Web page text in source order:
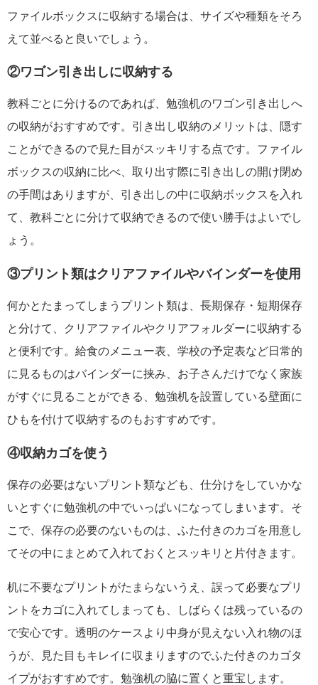
ファイルボックスに収納する場合は、サイズや種類をそろ
えて並べると良いでしょう。
②ワゴン引き出しに収納する
教科ごとに分けるのであれば、勉強机のワゴン引き出しへ
の収納がおすすめです。引き出し収納のメリットは、隠す
ことができるので見た目がスッキリする点です。ファイル
ボックスの収納に比べ、取り出す際に引き出しの開け閉め
の手間はありますが、引き出しの中に収納ボックスを入れ
て、教科ごとに分けて収納できるので使い勝手はよいでし
ょう。
③プリント類はクリアファイルやバインダーを使用
何かとたまってしまうプリント類は、長期保存・短期保存
と分けて、クリアファイルやクリアフォルダーに収納する
と便利です。給食のメニュー表、学校の予定表など日常的
に見るものはバインダーに挟み、お子さんだけでなく家族
がすぐに見ることができる、勉強机を設置している壁面に
ひもを付けて収納するのもおすすめです。
④収納カゴを使う
保存の必要はないプリント類なども、仕分けをしていかな
いとすぐに勉強机の中でいっぱいになってしまいます。そ
こで、保存の必要のないものは、ふた付きのカゴを用意し
てその中にまとめて入れておくとスッキリと片付きます。
机に不要なプリントがたまらないうえ、誤って必要なプリ
ントをカゴに入れてしまっても、しばらくは残っているの
で安心です。透明のケースより中身が見えない入れ物のほ
うが、見た目もキレイに収まりますのでふた付きのカゴタ
イプがおすすめです。勉強机の脇に置くと重宝します。